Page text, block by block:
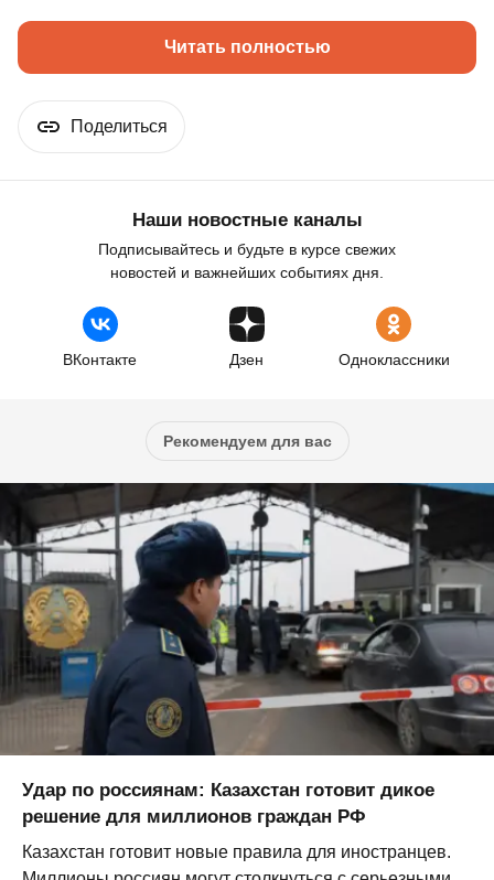
Читать полностью
Поделиться
Наши новостные каналы
Подписывайтесь и будьте в курсе свежих
новостей и важнейших событиях дня.
ВКонтакте Дзен Одноклассники
Рекомендуем для вас
Удар по россиянам: Казахстан готовит дикое
решение для миллионов граждан РФ
Казахстан готовит новые правила для иностранцев.